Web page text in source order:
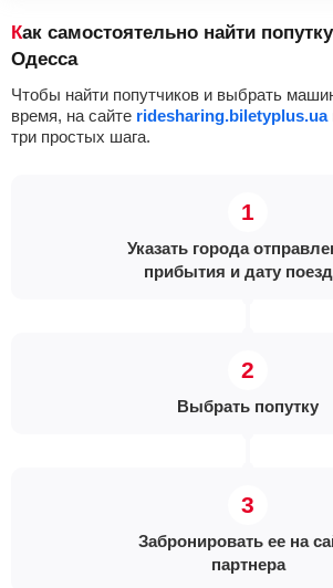
Как самостоятельно найти попутку Черновцы →
Одесса
Чтобы найти попутчиков и выбрать
время, на сайте ridesharing.biletyplus.ua
три простых шага.
Указать города
прибытия и дату
Выбрать попутку
Забронировать ее на
партнера